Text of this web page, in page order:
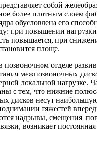
собой
более плотным слоем
обусловлена его
при повышении
повышается, при
площе.
позвоночном отделе
межпозвоночных
локальной нагрузке.
с тем, что нижние
дисков несут
тяжестей
надрывы, смещения,
возникает